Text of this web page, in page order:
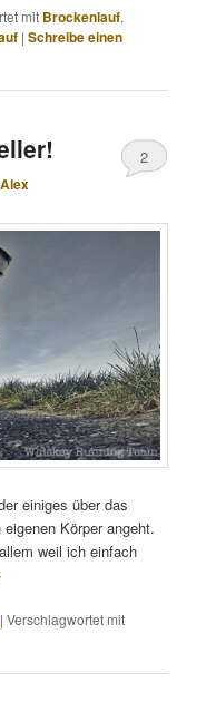
mit Brockenlauf,
|Schreibe einen
Alex
2
einiges über das
Körper angeht.
weil ich einfach
|Verschlagwortet mit